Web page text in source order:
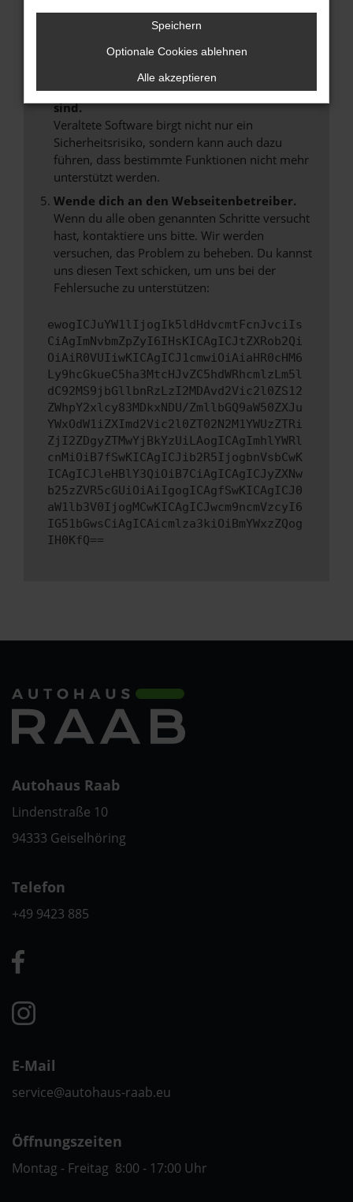
Starte dein Gerät neu.
Das kann manchmal helfen, vorübergehende
Probleme zu beheben.
Stelle sicher, dass dein Browser und dein
Betriebssystem auf dem neuesten Stand
sind.
Veraltete Software birgt nicht nur ein
Sicherheitsrisiko, sondern kann auch dazu
führen, dass bestimmte Funktionen nicht mehr
unterstützt werden.
Wende dich an den Webseitenbetreiber.
Wenn du alle oben genannten Schritte versucht
hast, kontaktiere uns bitte. Wir werden
versuchen, das Problem zu beheben. Du kannst
uns diesen Text schicken, um uns bei der
Fehlersuche zu unterstützen:
ewogICJuYW1lIjogIk5ldHdvcmtFcnJvciIs
CiAgImNvbmZpZyI6IHsKICAgICJtZXRob2Qi
OiAiR0VUIiwKICAgICJ1cmwiOiAiaHR0cHM6
Ly9hcGkueC5ha3MtcHJvZC5hdWRhcmlzLm5l
dC92MS9jbGllbnRzLzI2MDAvd2Vic2l0ZS12
ZWhpY2xlcy83MDkxNDU/ZmllbGQ9aW50ZXJu
YWxOdW1iZXImd2Vic2l0ZT02N2M1YWUzZTRi
ZjI2ZDgyZTMwYjBkYzUiLAogICAgImhlYWRl
cnMiOiB7fSwKICAgICJib2R5IjogbnVsbCwK
ICAgICJleHBlY3QiOiB7CiAgICAgICJyZXNw
b25zZVR5cGUiOiAiIgogICAgfSwKICAgICJ0
aW1lb3V0IjogMCwKICAgICJwcm9ncmVzcyI6
IG51bGwsCiAgICAicmlza3kiOiBmYWxzZQog
IH0KfQ==
Autohaus Raab
Lindenstraße 10
94333 Geiselhöring
Telefon
+49 9423 885
E-Mail
service@autohaus-raab.eu
Öffnungszeiten
Montag - Freitag 8:00 - 17:00 Uhr
Speichern
Optionale Cookies ablehnen
Alle akzeptieren